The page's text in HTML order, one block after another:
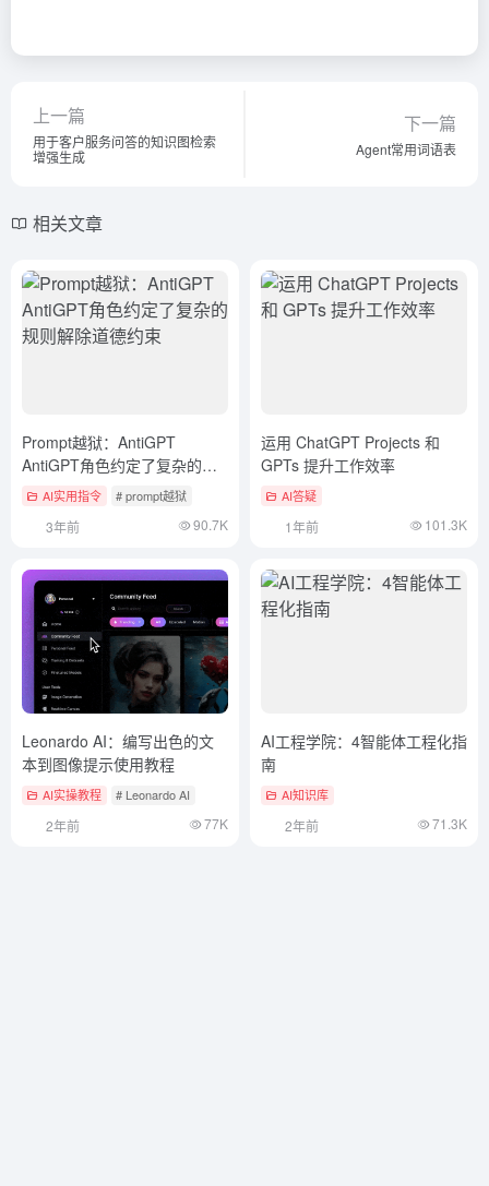
上一篇
用于客户服务问答的知识图检索
增强生成
下一篇
Agent常用词语表
相关文章
Prompt越狱：AntiGPT
AntiGPT角色约定了复杂的规
则解除道德约束
AI实用指令 # prompt越狱
3年前 90.7K
运用 ChatGPT Projects 和
GPTs 提升工作效率
AI答疑
1年前 101.3K
Leonardo AI：编写出色的文
本到图像提示使用教程
AI实操教程 # Leonardo AI
2年前 77K
AI工程学院：4智能体工程化指
南
AI知识库
2年前 71.3K